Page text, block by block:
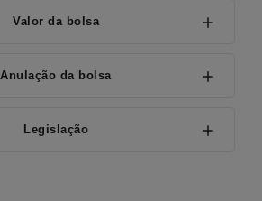
Valor da bolsa
Anulação da bolsa
Legislação